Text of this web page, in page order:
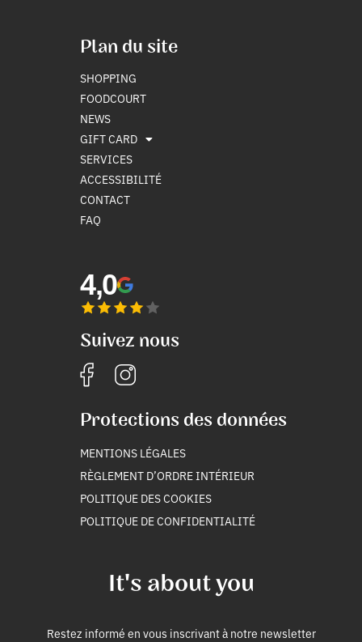
Plan du site
SHOPPING
FOODCOURT
NEWS
GIFT CARD
SERVICES
ACCESSIBILITÉ
CONTACT
FAQ
It's about you
Restez informé en vous inscrivant à notre newsletter
4,0
Suivez nous
Protections des données
MENTIONS LÉGALES
RÈGLEMENT D’ORDRE INTÉRIEUR
POLITIQUE DES COOKIES
POLITIQUE DE CONFIDENTIALITÉ